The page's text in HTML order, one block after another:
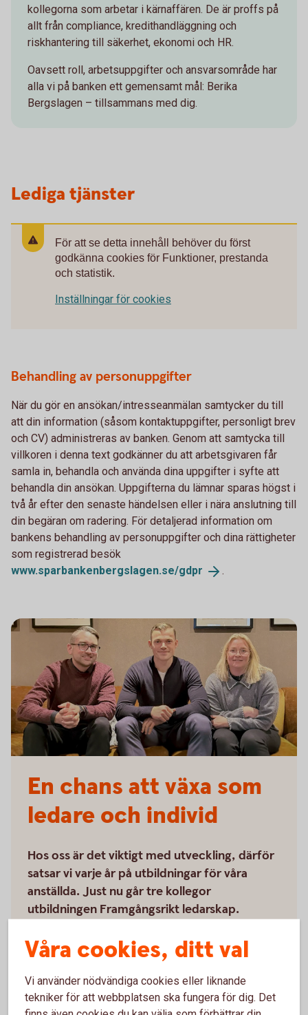
kollegorna som arbetar i kärnaffären. De är proffs på
allt från compliance, kredithandläggning och
riskhantering till säkerhet, ekonomi och HR.
Oavsett roll, arbetsuppgifter och ansvarsområde har
alla vi på banken ett gemensamt mål: Berika
Bergslagen – tillsammans med dig.
Lediga tjänster
För att se detta innehåll behöver du först
godkänna cookies för Funktioner, prestanda
och statistik.
Inställningar för cookies
Behandling av personuppgifter
När du gör en ansökan/intresseanmälan samtycker du till
att din information (såsom kontaktuppgifter, personligt brev
och CV) administreras av banken. Genom att samtycka till
villkoren i denna text godkänner du att arbetsgivaren får
samla in, behandla och använda dina uppgifter i syfte att
behandla din ansökan. Uppgifterna du lämnar sparas högst i
två år efter den senaste händelsen eller i nära anslutning till
din begäran om radering. För detaljerad information om
bankens behandling av personuppgifter och dina rättigheter
som registrerad besök
www.sparbankenbergslagen.se/gdpr .
En chans att växa som
ledare och individ
Hos oss är det viktigt med utveckling, därför
satsar vi varje år på utbildningar för våra
anställda. Just nu går tre kollegor
utbildningen Framgångsrikt ledarskap.
Läs hela artikeln om utbildningar för
anställda
Våra cookies, ditt val
Vi använder nödvändiga cookies eller liknande
tekniker för att webbplatsen ska fungera för dig. Det